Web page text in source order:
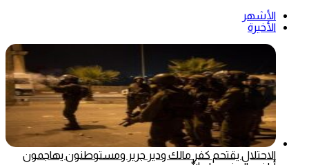
الأشهر
الأخيرة
الاحتلال يقتحم كفر مالك ودير جرير ومستوطنون يهاجمون